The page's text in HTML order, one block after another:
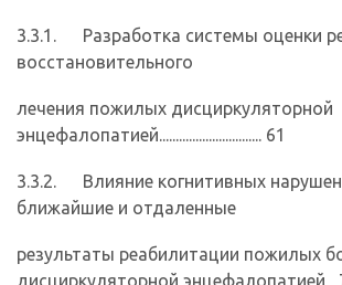
3.3.1. Разработка системы оценки
восстановительного
лечения пожилых дисциркуляторной
энцефалопатией............................... 61
3.3.2. Влияние когнитивных
ближайшие и отдаленные
результаты реабилитации пожилых
дисциркуляторной энцефалопатией